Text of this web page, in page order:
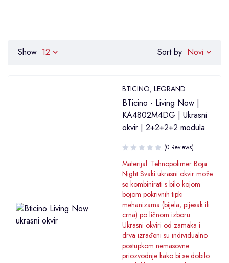
Sort by Novi
Show 12
BTICINO, LEGRAND
BTicino - Living Now |
KA4802M4DG | Ukrasni
okvir | 2+2+2+2 modula
(0 Reviews)
Materijal: Tehnopolimer Boja:
Night Svaki ukrasni okvir može
se kombinirati s bilo kojom
bojom pokrivnih tipki
mehanizama (bijela, pijesak ili
crna) po ličnom izboru.
Ukrasni okviri od zamaka i
drva izrađeni su individualno
postupkom nemasovne
priozvodnje kako bi se dobilo